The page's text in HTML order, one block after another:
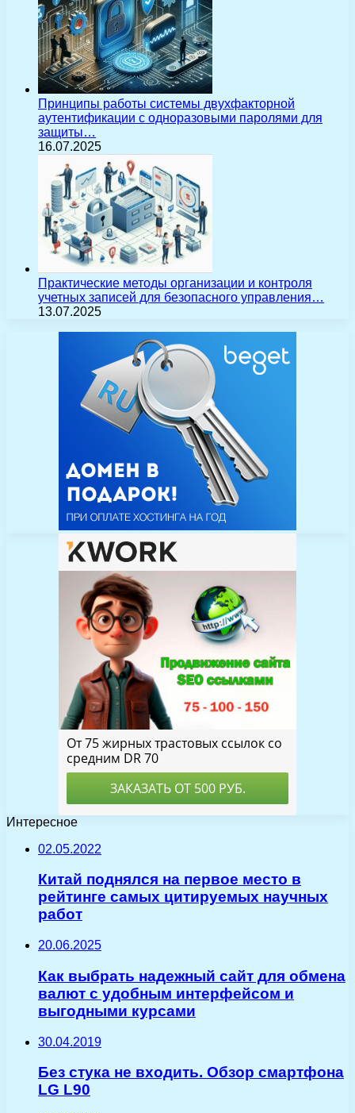
Принципы работы системы двухфакторной
аутентификации с одноразовыми паролями для
защиты…
16.07.2025
Практические методы организации и контроля
учетных записей для безопасного управления…
13.07.2025
Интересное
02.05.2022
Китай поднялся на первое место в
рейтинге самых цитируемых научных
работ
20.06.2025
Как выбрать надежный сайт для обмена
валют с удобным интерфейсом и
выгодными курсами
30.04.2019
Без стука не входить. Обзор смартфона
LG L90